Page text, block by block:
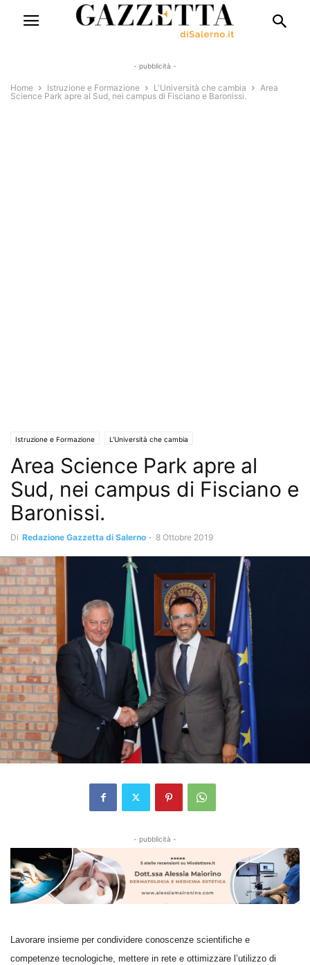
- pubblicità -
Home Istruzione e Formazione L'Università che cambia
Area
Science Park apre al Sud, nei campus di Fisciano e Baronissi.
Istruzione e Formazione L'Università che cambia
Area Science Park apre al
Sud, nei campus di Fisciano e
Baronissi.
Di Redazione Gazzetta di Salerno - 8 Ottobre 2019
- pubblicità -
Lavorare insieme per condividere conoscenze scientifiche e
competenze tecnologiche, mettere in rete e ottimizzare l’utilizzo di